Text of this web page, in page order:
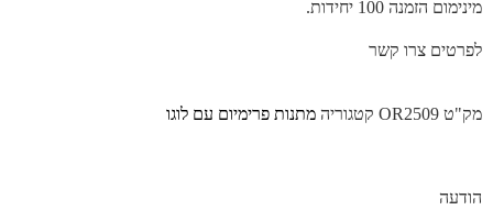
מינימום הזמנה 100 יחידות.
לפרטים צרו קשר
מק"טOR2509 קטגוריה מתנות פרימיום עם לוגו
הודעה